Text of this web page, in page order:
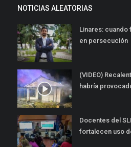
NOTICIAS ALEATORIAS
Linares:
en persecución
(VIDEO)
habría
Docentes del
fortalecen uso